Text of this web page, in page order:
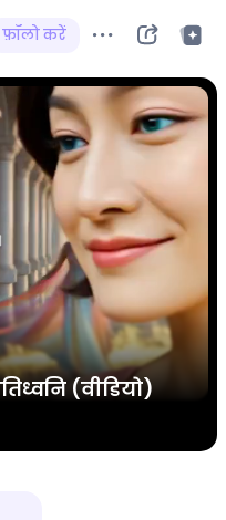
फ़ॉलो करें
(वीडियो)